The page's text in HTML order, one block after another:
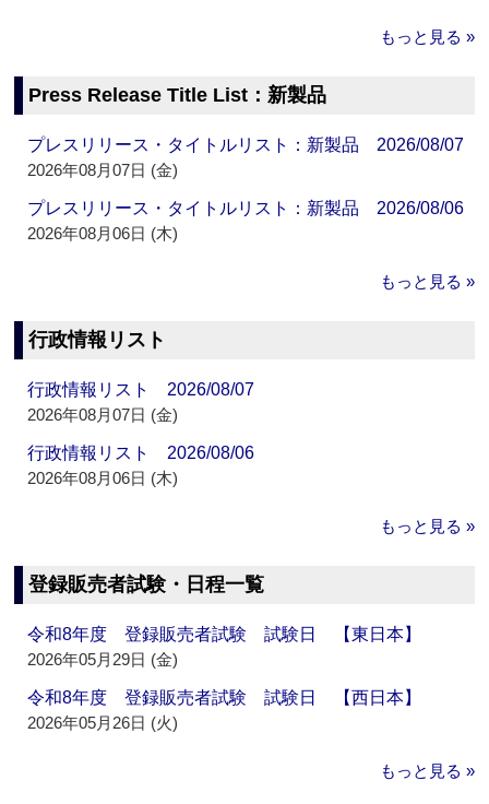
もっと見る »
Press Release Title List：新製品
プレスリリース・タイトルリスト：新製品 2026/08/07
2026年08月07日 (金)
プレスリリース・タイトルリスト：新製品 2026/08/06
2026年08月06日 (木)
もっと見る »
行政情報リスト
行政情報リスト 2026/08/07
2026年08月07日 (金)
行政情報リスト 2026/08/06
2026年08月06日 (木)
もっと見る »
登録販売者試験・日程一覧
令和8年度 登録販売者試験 試験日 【東日本】
2026年05月29日 (金)
令和8年度 登録販売者試験 試験日 【西日本】
2026年05月26日 (火)
もっと見る »